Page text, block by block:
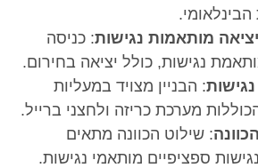
נגישות: כניסה
כולל יציאה בחירום.
מצויד במעליות
כריזה ולחצני ברייל.
הכוונה מתאים
מותאמי נגישות.